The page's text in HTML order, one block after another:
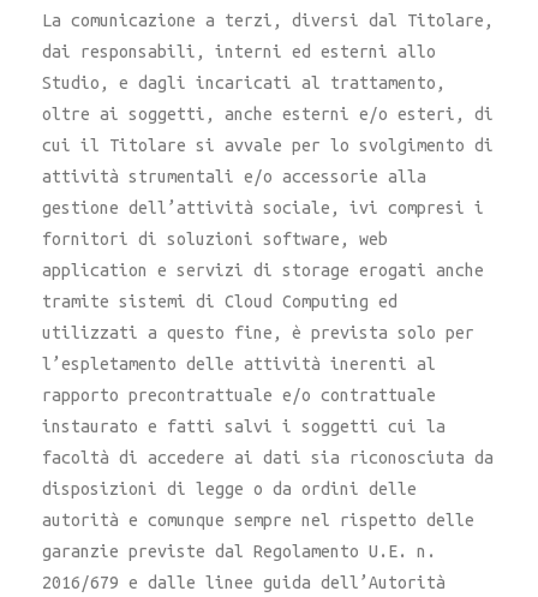
La comunicazione a terzi, diversi dal Titolare,
dai responsabili, interni ed esterni allo
Studio, e dagli incaricati al trattamento,
oltre ai soggetti, anche esterni e/o esteri, di
cui il Titolare si avvale per lo svolgimento di
attività strumentali e/o accessorie alla
gestione dell’attività sociale, ivi compresi i
fornitori di soluzioni software, web
application e servizi di storage erogati anche
tramite sistemi di Cloud Computing ed
utilizzati a questo fine, è prevista solo per
l’espletamento delle attività inerenti al
rapporto precontrattuale e/o contrattuale
instaurato e fatti salvi i soggetti cui la
facoltà di accedere ai dati sia riconosciuta da
disposizioni di legge o da ordini delle
autorità e comunque sempre nel rispetto delle
garanzie previste dal Regolamento U.E. n.
2016/679 e dalle linee guida dell’Autorità